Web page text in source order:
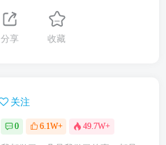
分享 收藏
关注
0 6.1W+ 49.7W+